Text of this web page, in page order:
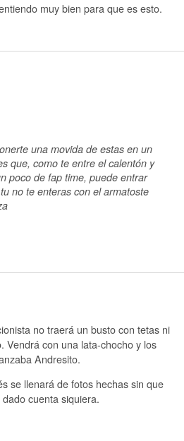
muy bien para que es esto.
una movida de estas en un
que, como te entre el calentón y
poco de fap time, puede entrar
no te enteras con el armatoste
no traerá un busto con tetas ni
Vendrá con una lata-chocho y los
Andresito.
se llenará de fotos hechas sin que
cuenta siquiera.